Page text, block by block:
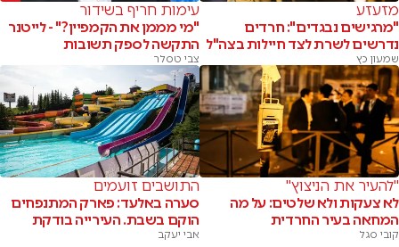
מזעזע
"מרגישים נבגדים": חרדים
נדרשים לשרת לצד חיילות בצה"ל
שמעון כץ
עימות חריף בשידור
"מי מממן את הקמפיין?" - לייטנר
התקשה לספק תשובות
צבי טסלר
"להעיר את הניצוץ"
לא צעקות ולא שלטים: על מה
המחאה בעיר החרדית
קובי סגל
התושבים זועמים
סערה באלעד: פארק המתנפחים
הוקם בשבת. העירייה בודקת
אבי יעקב